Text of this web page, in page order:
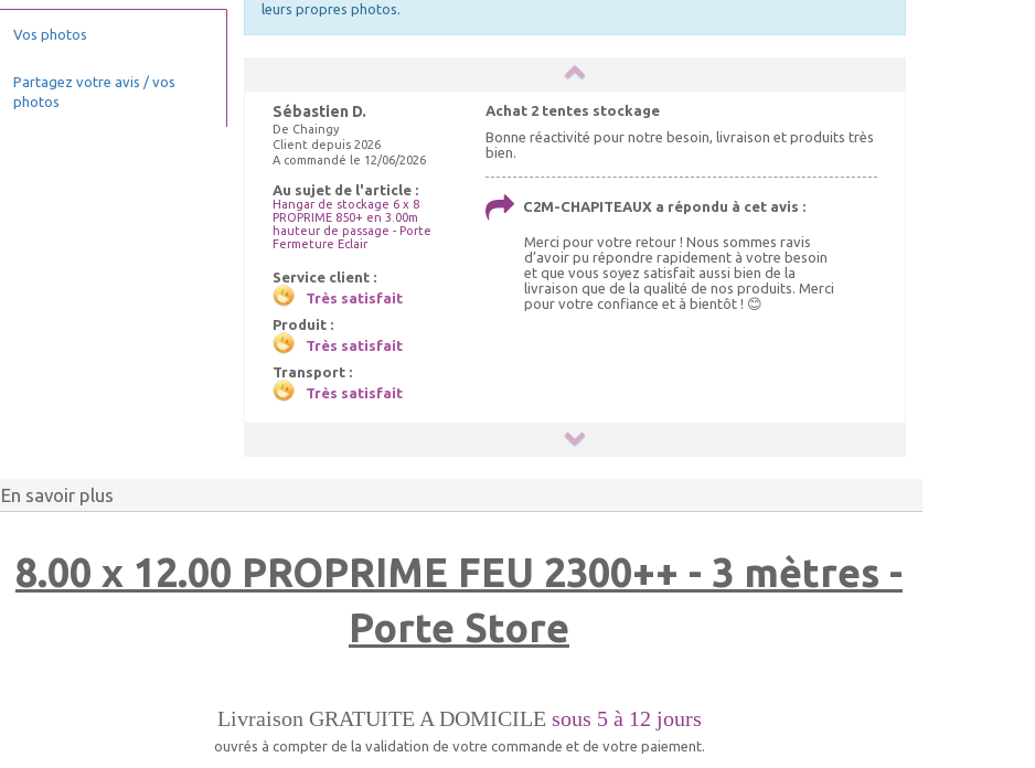
Vos photos
Partagez votre avis / vos
photos
leurs propres photos.
Sébastien D.
De Chaingy
Client depuis 2026
A commandé le 12/06/2026
Au sujet de l'article :
Hangar de stockage 6 x 8
PROPRIME 850+ en 3.00m
hauteur de passage - Porte
Fermeture Eclair
Service client :
Très satisfait
Produit :
Très satisfait
Transport :
Très satisfait
Achat 2 tentes stockage
Bonne réactivité pour notre besoin, livraison et produits très
bien.
C2M-CHAPITEAUX a répondu à cet avis :
Merci pour votre retour ! Nous sommes ravis
d’avoir pu répondre rapidement à votre besoin
et que vous soyez satisfait aussi bien de la
livraison que de la qualité de nos produits. Merci
pour votre confiance et à bientôt ! 😊
En savoir plus
8.00 x 12.00 PROPRIME FEU 2300++ - 3 mètres -
Porte Store
Livraison GRATUITE A DOMICILE sous 5 à 12 jours
ouvrés à compter de la validation de votre commande et de votre paiement.